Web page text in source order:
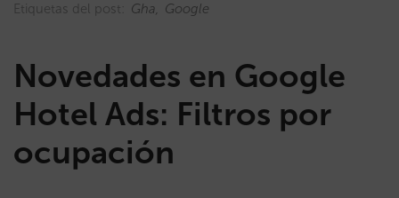
Etiquetas del post: Gha Google
Novedades en Google
Hotel Ads: Filtros por
ocupación